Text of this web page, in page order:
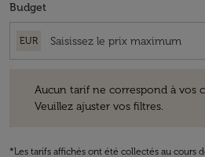
Budget
EUR
Aucun tarif ne correspond à vos
Veuillez ajuster vos filtres.
*Les tarifs affichés ont été collectés au cours